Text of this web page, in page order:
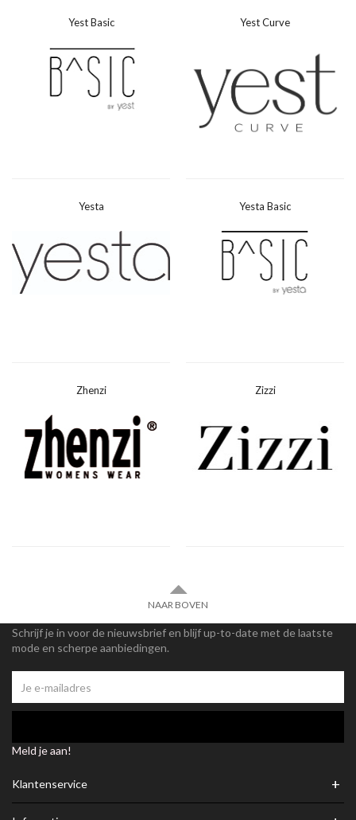
Yest Basic Yest Curve
Yesta Yesta Basic
Zhenzi Zizzi
NAAR BOVEN
Schrijf je in voor de nieuwsbrief en blijf up-to-date met de laatste
mode en scherpe aanbiedingen.
Meld je aan!
Klantenservice +